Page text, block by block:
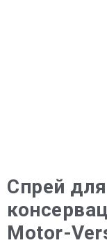
Спрей
Motor-